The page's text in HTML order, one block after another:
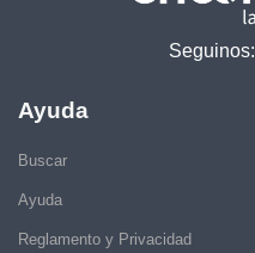
Seguinos:
Ayuda
Buscar
Ayuda
Reglamento y Privacidad